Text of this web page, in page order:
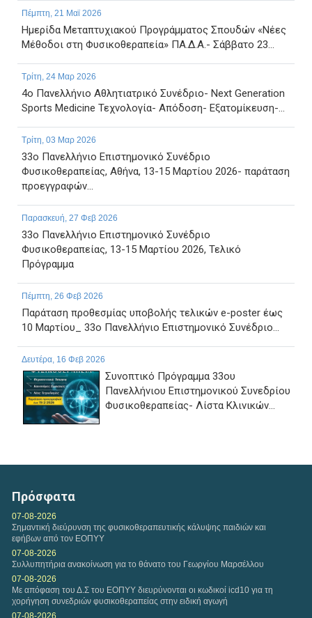
Πέμπτη, 21 Μαϊ 2026
Ημερίδα Μεταπτυχιακού Προγράμματος Σπουδών «Νέες
Μέθοδοι στη Φυσικοθεραπεία» ΠΑ.Δ.Α.- Σάββατο 23...
Τρίτη, 24 Μαρ 2026
4ο Πανελλήνιο Αθλητιατρικό Συνέδριο- Next Generation
Sports Medicine Τεχνολογία- Απόδοση- Εξατομίκευση-...
Τρίτη, 03 Μαρ 2026
33ο Πανελλήνιο Επιστημονικό Συνέδριο
Φυσικοθεραπείας, Αθήνα, 13-15 Μαρτίου 2026- παράταση
προεγγραφών...
Παρασκευή, 27 Φεβ 2026
33ο Πανελλήνιο Επιστημονικό Συνέδριο
Φυσικοθεραπείας, 13-15 Μαρτίου 2026, Τελικό
Πρόγραμμα
Πέμπτη, 26 Φεβ 2026
Παράταση προθεσμίας υποβολής τελικών e-poster έως
10 Μαρτίου_ 33ο Πανελλήνιο Επιστημονικό Συνέδριο...
Δευτέρα, 16 Φεβ 2026
Συνοπτικό Πρόγραμμα 33ου
Πανελλήνιου Επιστημονικού Συνεδρίου
Φυσικοθεραπείας- Λίστα Κλινικών...
Αναφορικά με τη διαδικασία υποβολών Ευρωπαίων
Τετάρτη, 04 Φεβ 2026
Η εταιρεία της VODAFONE προσφέρει στα μέλη του
Πανελλήνιου Συλλόγου Φυσικοθεραπευτών Σ.Φ. ειδική...
Δευτέρα, 02 Φεβ 2026
Πρόταση συνεργασίας Π.Σ.Φ. και ΚΕΚ ΓΣΕΒΕΕ-ΚΔΒΜ στο
πλαίσιο παροχής προγραμμάτων επιμόρφωσης για...
Πρόσφατα
07-08-2026
Σημαντική διεύρυνση της φυσικοθεραπευτικής κάλυψης παιδιών και
εφήβων από τον ΕΟΠΥΥ
07-08-2026
Συλλυπητήρια ανακοίνωση για το θάνατο του Γεωργίου Μαρσέλλου
07-08-2026
Με απόφαση του Δ.Σ του ΕΟΠΥΥ διευρύνονται οι κωδικοί icd10 για τη
χορήγηση συνεδριών φυσικοθεραπείας στην ειδική αγωγή
07-08-2026